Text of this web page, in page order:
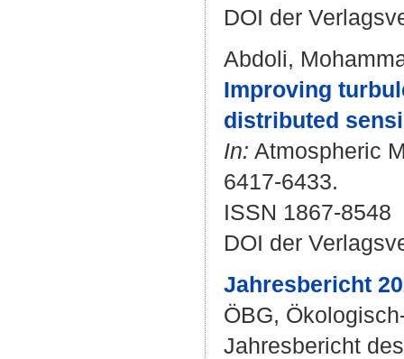
DOI der
Abdoli,
Improving
distributed
In: Atmospheric
6417-6433.
ISSN 1867-8548
DOI der
Jahresbericht
ÖBG,
Jahresbericht